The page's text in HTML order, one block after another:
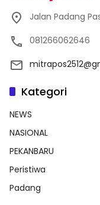
Jalan Padang
081266062646
Kategori
NEWS
NASIONAL
PEKANBARU
Peristiwa
Padang